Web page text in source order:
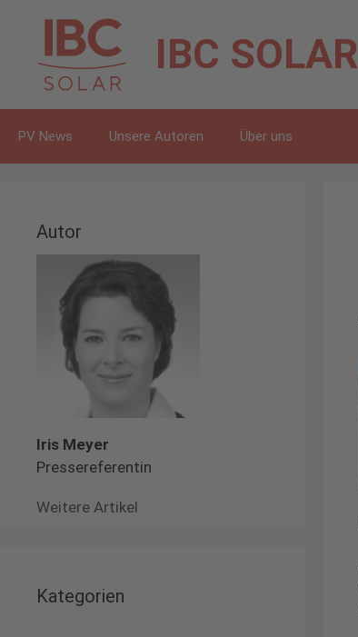
springen
IBC SOLAR
PV News Unsere Autoren Über uns
Autor
Iris Meyer
Pressereferentin
Weitere Artikel
Kategorien